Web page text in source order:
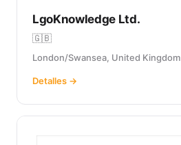
LgoKnowledge Ltd.
🇬🇧
London/Swansea, United Kingdom
Detalles →